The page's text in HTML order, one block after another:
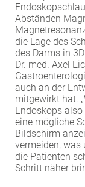
Abständen
die Lage des
des Darms in
Dr. med. Axel
auch an der
mitgewirkt hat.
Endoskops
eine mögliche
Bildschirm
vermeiden,
die Patienten
Schritt näher